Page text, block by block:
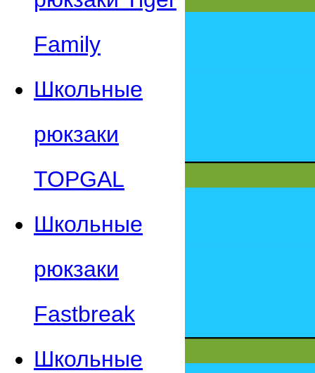
Family
Школьные
рюкзаки
TOPGAL
Школьные
рюкзаки
Fastbreak
Школьные